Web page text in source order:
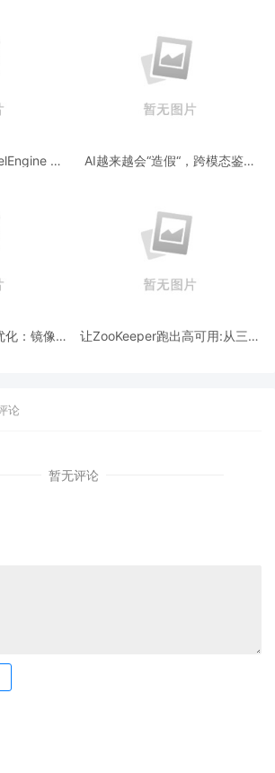
打
AI越来越会“造假“，跨模态鉴伪
：镜像体
让ZooKeeper跑出高可用:从三节
论
暂无评论